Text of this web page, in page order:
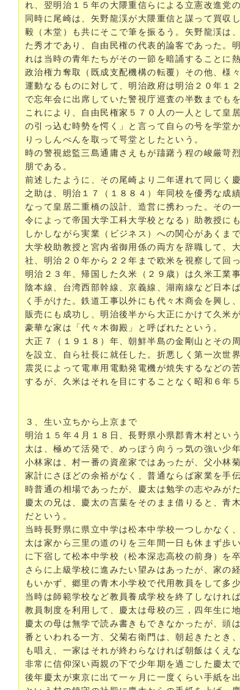
れ、翌明治１５年の大隈重信らによる立憲改進党
同時に尾崎は、矢野龍渓が大隈重信と謀って買収
毅（木堂）も共にそこで筆を振るう。矢野龍渓は
た秀才であり、自由民権の代表的論客であった。
れは当時の青年たちがその一節を暗誦することに
政治権力奪取（既成支配機構の転覆）その他、様
運動なるものに対して、明治政府は明治２０年１
で忘年会に出席していた警視庁巡査の半数までも
これにより、自由民権家５７０人の一人として皇
の引っ込む時勢を愕く」と言って自らの号を学堂
りっしんべんを取って咢堂としたという。
時の警視総監三島通庸さえもが躊躇う程の峻厳苛
朋である。
前述したように、その尾崎より二年遅れて同じく
之助は、明治１７（１８８４）年同校を優秀な成
なって皇居二重橋の設計、造営に携わった。その
令によって帝国大学工科大学校となる）助教授に
しかしながら実業（ビジネス）への関心があくま
大学校助教授と宮内省御用係の両方を辞職して、
社、明治２０年から２２年まで欧米を視察して回っ
明治２３年、帰国した久米（２９歳）は久米工業
陰本線、台湾西部幹線、京義線、湖南線など日本
く手がけた。鉄道工事以外にも代々木商会を興し
販売にも成功し、明治後半から大正にかけて久米
豪華な家は「代々木御殿」と呼ばれたという。
大正７（１９１８）年、朝鮮半島の金剛山とその
を設立、自ら社長に就任した。折悪しく第一次世
震災によって電車用電動発電機が焼失するなどの
するが、久米はそれを目にすることなく昭和６年
３、生い立ちから上京まで
明治１５年４月１８日、長野県小県郡青木村とい
太は、極めて活発で、めっぽう向うっ気の強い少
小林家は、村一番の資産家ではあったが、父小林
家計にさほどの余裕がなく、普通ならば家業を手
時普通の相場であったが、慶太は勉学の志やみが
慶太の兄は、慶太の言葉をそのまま借りると、青
だという。
当時長野県に県立中学は松本中学校一つしかなく
太は家から三里の道のりを三年間一日も休まず歩
に下宿して松本中学校（松本深志高校の前身）を卒
さらに上級学校に進みたい望みはあったが、家の
もいかず、郷里の青木小学校で代用教員をして多
当時は師範学校など教員養成学校を終了しなけれ
教員制度を利用して、慶太は母校の三，四年生に
慶太の母は無学で読み書きもできなかったが、頭
番といわれる一方、父菊右衛門は、朝起きたとき
も唱え、一家はそれが終わらなければ朝飯はくえ
非常に信仰深い両親の下で少年期を過ごした慶太で
後年慶太が東京に出て一ヶ月に一度くらい手紙を